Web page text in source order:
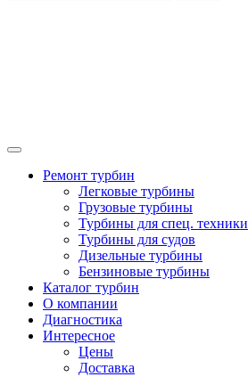
Ремонт турбин
Легковые турбины
Грузовые турбины
Турбины для спец. техники
Турбины для судов
Дизельные турбины
Бензиновые турбины
Каталог турбин
О компании
Диагностика
Интересное
Цены
Доставка